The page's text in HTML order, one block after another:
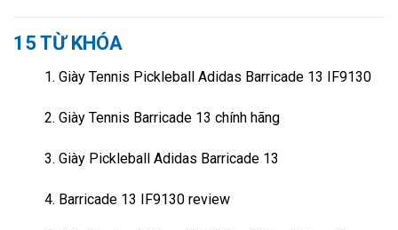
15 TỪ KHÓA
Giày Tennis Pickleball Adidas Barricade 13 IF9130
Giày Tennis Barricade 13 chính hãng
Giày Pickleball Adidas Barricade 13
Barricade 13 IF9130 review